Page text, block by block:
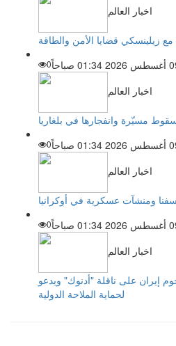
اخبار العالم
زيلينسكي قضايا الأمن والطاقة
0
اخبار العالم
مسيّرة وانفجارها في بلغاريا
0
اخبار العالم
ومنشآت عسكرية في أوكرانيا
0
اخبار العالم
إيران على ناقلة "أدنوك" ويدعو
لحماية الملاحة الدولية